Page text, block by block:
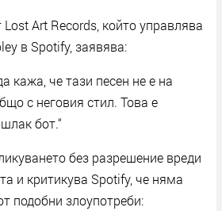
Art Records, който управлява
в Spotify, заявява:
кажа, че тази песен не е на
с неговия стил. Това е
бот.“
без разрешение вреди
и критикува Spotify, че няма
подобни злоупотреби: